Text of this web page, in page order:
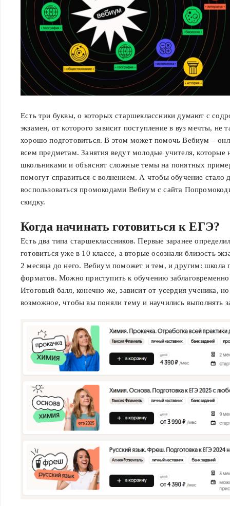
Есть три буквы, о которых старшеклассники думают с
экзамен, от которого зависит поступление в вуз мечты, не
хорошо подготовиться. В этом может помочь Вебиум –
всем предметам. Занятия ведут молодые учителя, которые
школьниками и объяснят сложные темы на понятных
помогут справиться с волнением. А чтобы обучение стало
воспользоваться промокодами Вебиум с сайта
скидку.
Когда начинать готовиться к ЕГЭ?
Есть два типа старшеклассников. Первые заранее
готовиться уже в 10 классе, а вторые осознали близость
2 месяца до него. Вебиум поможет и тем, и другим: школа
форматов. Можно приступить к обучению заблаговременно
Итоговый балл, конечно же, зависит от усердия ученика,
возможное, чтобы вы поняли тему и научились выполнять